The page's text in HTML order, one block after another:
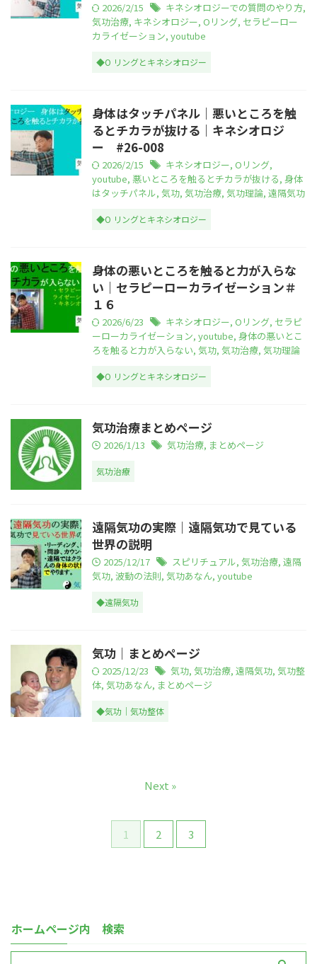
2026/2/15 キネシオロジーでの質問のやり方,
気功治療, キネシオロジー, Oリング, セラピーロー
カライゼーション, youtube
◆O リングとキネシオロジー
身体はタッチパネル｜悪いところを触
るとチカラが抜ける｜キネシオロジ
ー #26-008
2026/2/15 キネシオロジー, Oリング,
youtube, 悪いところを触るとチカラが抜ける, 身体
はタッチパネル, 気功, 気功治療, 気功理論, 遠隔気功
◆O リングとキネシオロジー
身体の悪いところを触ると力が入らな
い｜セラピーローカライゼーション＃
１６
2026/6/23 キネシオロジー, Oリング, セラピ
ーローカライゼーション, youtube, 身体の悪いとこ
ろを触ると力が入らない, 気功, 気功治療, 気功理論
◆O リングとキネシオロジー
気功治療まとめページ
2026/1/13 気功治療, まとめページ
気功治療
遠隔気功の実際｜遠隔気功で見ている
世界の説明
2025/12/17 スピリチュアル, 気功治療, 遠隔
気功, 波動の法則, 気功あなん, youtube
◆遠隔気功
気功｜まとめページ
2025/12/23 気功, 気功治療, 遠隔気功, 気功整
体, 気功あなん, まとめページ
◆気功｜気功整体
1 2 3
Next »
ホームページ内 検索